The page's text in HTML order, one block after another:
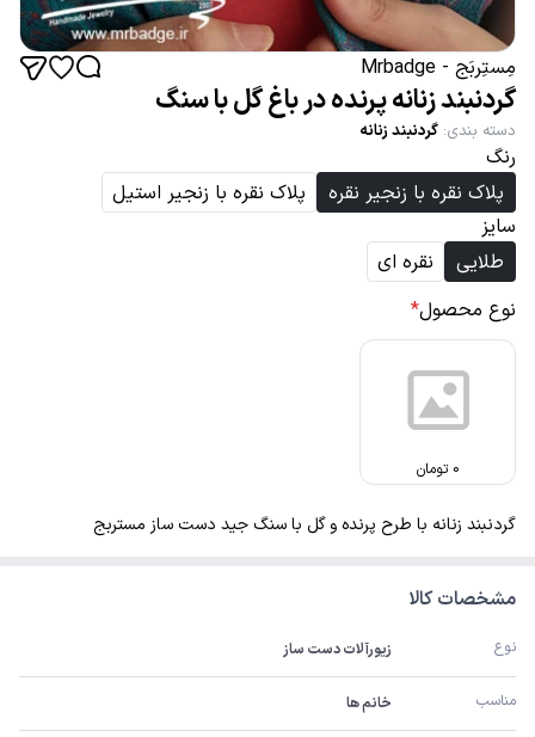
مِستِربَج - Mrbadge
گردنبند زنانه پرنده در باغ گل با سنگ
دسته بندی: گردنبند زنانه
رنگ
پلاک نقره با زنجیر نقره
پلاک نقره با زنجیر استیل
سایز
طلایی
نقره ای
نوع محصول*
0 تومان
گردنبند زنانه با طرح پرنده و گل با سنگ جید دست ساز مستربج
مشخصات کالا
نوع زیورآلات دست ساز
مناسب خانم ها